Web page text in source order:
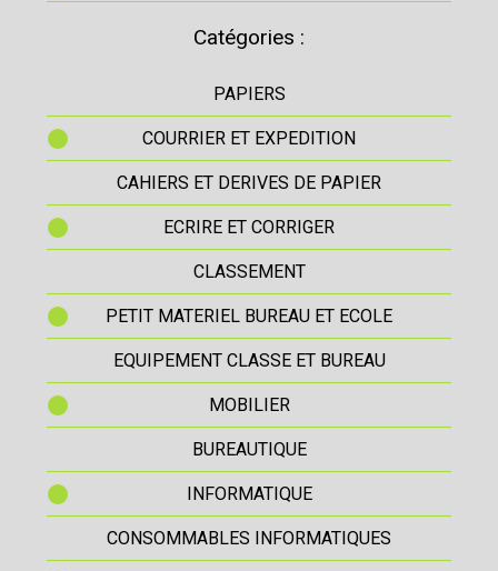
Catégories :
PAPIERS
COURRIER ET EXPEDITION
CAHIERS ET DERIVES DE PAPIER
ECRIRE ET CORRIGER
CLASSEMENT
PETIT MATERIEL BUREAU ET ECOLE
EQUIPEMENT CLASSE ET BUREAU
MOBILIER
BUREAUTIQUE
INFORMATIQUE
CONSOMMABLES INFORMATIQUES